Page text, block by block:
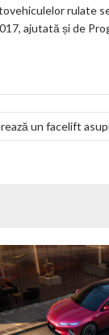
rulate
ajutată și de
un facelift